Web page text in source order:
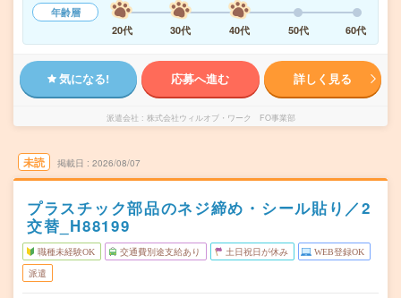
年齢層
20代
30代 40代 50代 60代
気になる! 応募へ進む 詳しく見る
派遣会社 株式会社ウィルオブ・ワーク FO事業部
未読 掲載日 2026/08/07
プラスチック部品のネジ締め・シール貼り／2
交替_H88199
職種未経験OK 交通費別途支給あり 土日祝日が休み WEB登録OK
派遣